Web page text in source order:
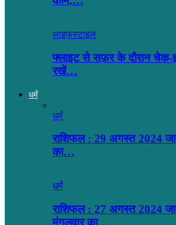
लाइफस्टाइल
फ्लाइट से सफ़र के दौरान
रखें…
धर्मं
धर्मं
राशिफल : 29 अगस्त 2024
का…
धर्मं
राशिफल : 27 अगस्त 2024
मंगलवार का…